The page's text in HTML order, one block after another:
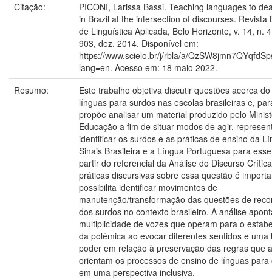
Citação:
PICONI, Larissa Bassi. Teaching languages to
in Brazil at the intersection of discourses. Revista
de Linguística Aplicada, Belo Horizonte, v. 14, n.
903, dez. 2014. Disponível em:
https://www.scielo.br/j/rbla/a/
lang=en. Acesso em: 18 maio 2022.
Resumo:
Este trabalho objetiva discutir questões acerca
línguas para surdos nas escolas brasileiras e,
propõe analisar um material produzido pelo
Educação a fim de situar modos de agir,
identificar os surdos e as práticas de ensino da
Sinais Brasileira e a Língua Portuguesa para
partir do referencial da Análise do Discurso
práticas discursivas sobre essa questão é
possibilita identificar movimentos de
manutenção/transformação das questões de
dos surdos no contexto brasileiro. A análise
multiplicidade de vozes que operam para o
da polêmica ao evocar diferentes sentidos e uma
poder em relação à preservação das regras que
orientam os processos de ensino de línguas para
em uma perspectiva inclusiva.